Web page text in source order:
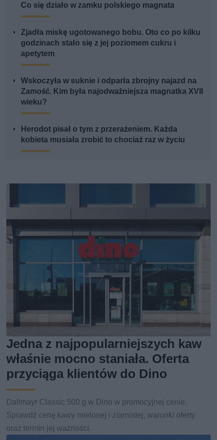
Co się działo w zamku polskiego magnata
Zjadła miskę ugotowanego bobu. Oto co po kilku
godzinach stało się z jej poziomem cukru i
apetytem
Wskoczyła w suknie i odparła zbrojny najazd na
Zamość. Kim była najodważniejsza magnatka XVII
wieku?
Herodot pisał o tym z przerażeniem. Każda
kobieta musiała zrobić to chociaż raz w życiu
Jedna z najpopularniejszych kaw
właśnie mocno staniała. Oferta
przyciąga klientów do Dino
Dallmayr Classic 500 g w Dino w promocyjnej cenie.
Sprawdź cenę kawy mielonej i ziarnistej, warunki oferty
oraz termin jej ważności.